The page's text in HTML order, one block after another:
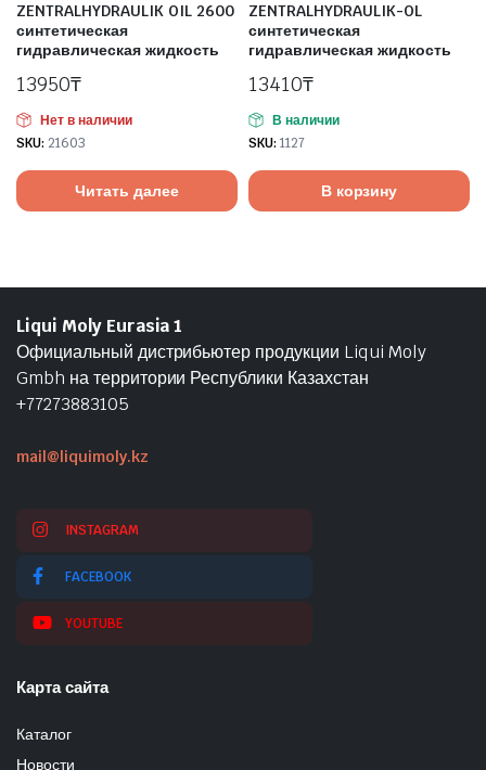
ZENTRALHYDRAULIK OIL 2600
синтетическая
гидравлическая жидкость
13950₸
Нет в наличии
SKU: 21603
Читать далее
ZENTRALHYDRAULIK-OL
синтетическая
гидравлическая жидкость
13410₸
В наличии
SKU: 1127
В корзину
Liqui Moly Eurasia 1
Официальный дистрибьютер продукции Liqui Moly
Gmbh на территории Республики Казахстан
+77273883105
mail@liquimoly.kz
INSTAGRAM
FACEBOOK
YOUTUBE
Карта сайта
Каталог
Новости